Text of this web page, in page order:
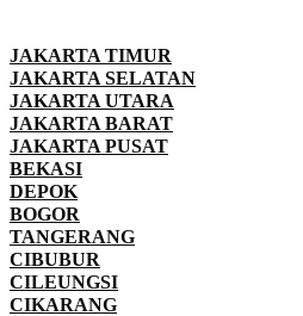
JAKARTA TIMUR
JAKARTA SELATAN
JAKARTA UTARA
JAKARTA BARAT
JAKARTA PUSAT
BEKASI
DEPOK
BOGOR
TANGERANG
CIBUBUR
CILEUNGSI
CIKARANG